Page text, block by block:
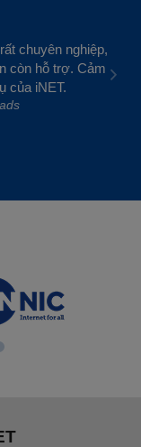
chuyên nghiệp,
còn hỗ trợ. Cảm
của iNET.